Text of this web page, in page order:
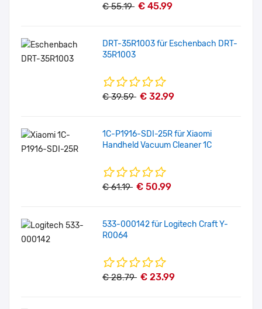
€ 55.19 € 45.99
DRT-35R1003 für Eschenbach DRT-
35R1003
€ 39.59 € 32.99
1C-P1916-SDI-25R für Xiaomi
Handheld Vacuum Cleaner 1C
€ 61.19 € 50.99
533-000142 für Logitech Craft Y-
R0064
€ 28.79 € 23.99